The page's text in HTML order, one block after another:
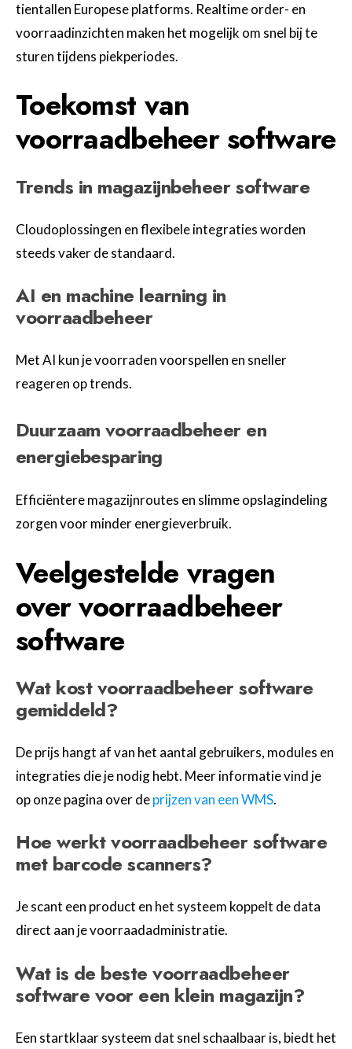
tientallen Europese platforms. Realtime order- en
voorraadinzichten maken het mogelijk om snel bij te
sturen tijdens piekperiodes.
Toekomst van
voorraadbeheer software
Trends in magazijnbeheer software
Cloudoplossingen en flexibele integraties worden
steeds vaker de standaard.
AI en machine learning in
voorraadbeheer
Met AI kun je voorraden voorspellen en sneller
reageren op trends.
Duurzaam voorraadbeheer en
energiebesparing
Efficiëntere magazijnroutes en slimme opslagindeling
zorgen voor minder energieverbruik.
Veelgestelde vragen
over voorraadbeheer
software
Wat kost voorraadbeheer software
gemiddeld?
De prijs hangt af van het aantal gebruikers, modules en
integraties die je nodig hebt. Meer informatie vind je
op onze pagina over deprijzen van een WMS.
Hoe werkt voorraadbeheer software
met barcode scanners?
Je scant een product en het systeem koppelt de data
direct aan je voorraadadministratie.
Wat is de beste voorraadbeheer
software voor een klein magazijn?
Een startklaar systeem dat snel schaalbaar is, biedt het